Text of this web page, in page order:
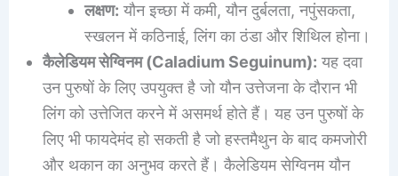
लक्षण: यौन इच्छा में कमी, यौन दुर्बलता, नपुंसकता,
स्खलन में कठिनाई, लिंग का ठंडा और शिथिल होना।
कैलेडियम सेग्विनम (Caladium Seguinum): यह दवा
उन पुरुषों के लिए उपयुक्त है जो यौन उत्तेजना के दौरान भी
लिंग को उत्तेजित करने में असमर्थ होते हैं। यह उन पुरुषों के
लिए भी फायदेमंद हो सकती है जो हस्तमैथुन के बाद कमजोरी
और थकान का अनुभव करते हैं। कैलेडियम सेग्विनम यौन